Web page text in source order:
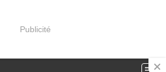
Publicité